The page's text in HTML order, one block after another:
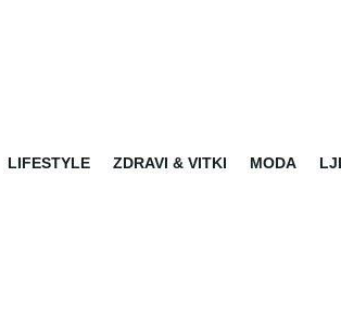
LIFESTYLE ZDRAVI & VITKI MODA